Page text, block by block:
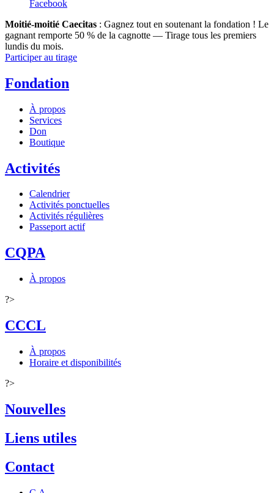
Facebook
Moitié-moitié Caecitas : Gagnez tout en soutenant la fondation ! Le
gagnant remporte 50 % de la cagnotte — Tirage tous les premiers
lundis du mois.
Participer au tirage
Fondation
À propos
Services
Don
Boutique
Activités
Calendrier
Activités ponctuelles
Activités régulières
Passeport actif
CQPA
À propos
?>
CCCL
À propos
Horaire et disponibilités
?>
Nouvelles
Liens utiles
Contact